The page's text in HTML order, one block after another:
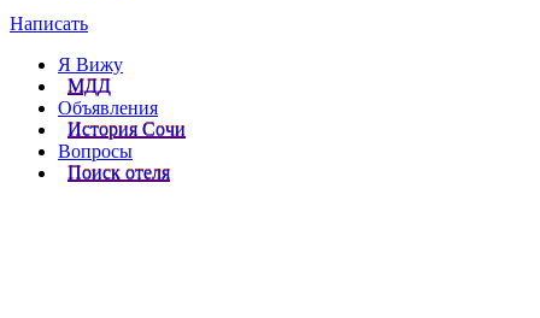
Написать
Я Вижу
МДД
Объявления
История Сочи
Вопросы
Поиск отеля